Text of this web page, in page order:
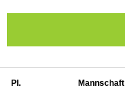
Pl. Mannschaft